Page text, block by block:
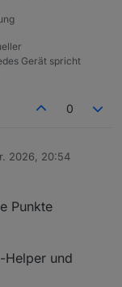
Gerät spricht
0
2026, 20:54
Punkte
Helper und